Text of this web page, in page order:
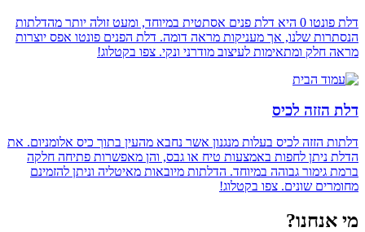
דלת פונטו 0 היא דלת פנים אסתטית במיוחד, ומעט זולה יותר מהדלתות
הנסתרות שלנו, אך מעניקות מראה דומה. דלת הפנים פונטו אפס יוצרות
מראה חלק ומתאימות לעיצוב מודרני ונקי. צפו בקטלוג!
דלת הזזה לכיס
דלתות הזזה לכיס בעלות מנגנון אשר נחבא מהעין בתוך כיס אלומניום. את
הדלת ניתן לחפות באמצעות טיח או גבס, והן מאפשרות פתיחה חלקה
ברמת גימור גבוהה במיוחד. הדלתות מיובאות מאיטליה וניתן להזמינם
מחומרים שונים. צפו בקטלוג!
מי אנחנו?